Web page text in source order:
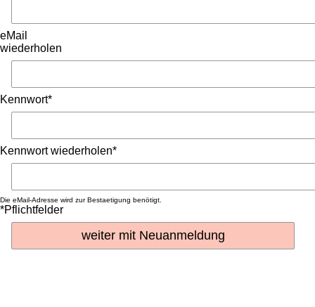
eMail
wiederholen
Kennwort*
Kennwort wiederholen*
Die eMail-Adresse wird zur Bestaetigung benötigt.
*Pflichtfelder